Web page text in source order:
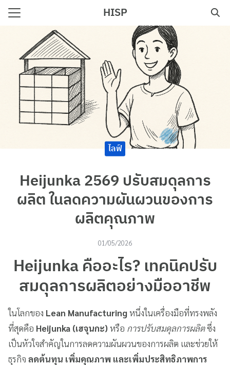
Skip
HISP
ไลฟ์
Heijunka 2569 ปรับสมดุลการ
ผลิต ในลดความผันผวนของการ
ผลิตคุณภาพ
01/05/2026
Heijunka คืออะไร? เทคนิคปรับ
สมดุลการผลิตอย่างมืออาชีพ
ในโลกของ Lean Manufacturingหนึ่งในเครื่องมือที่ทรงพลัง
ที่สุดคือ Heijunka (เฮจุนกะ) หรือ การปรับสมดุลการผลิตซึ่ง
เป็นหัวใจสำคัญในการลดความผันผวนของการผลิต และช่วยให้
ธุรกิจ ลดต้นทุน เพิ่มคุณภาพ และเพิ่มประสิทธิภาพการ